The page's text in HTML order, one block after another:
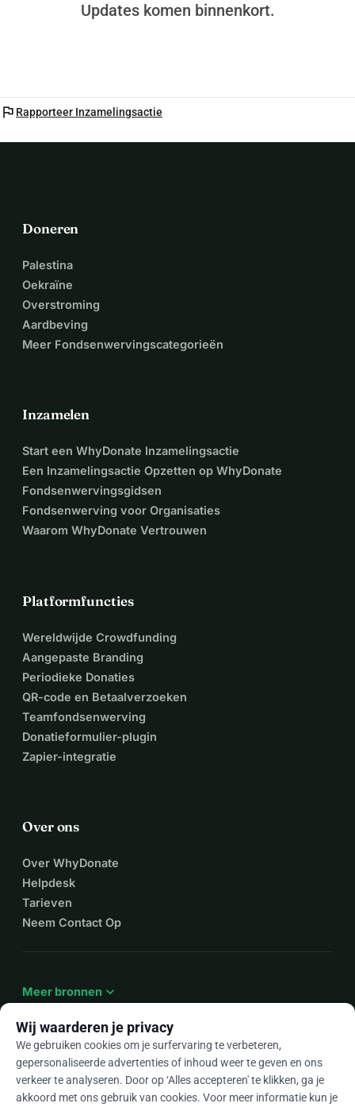
Updates komen binnenkort.
flag Rapporteer Inzamelingsactie
Doneren
Palestina
Oekraïne
Overstroming
Aardbeving
Meer Fondsenwervingscategorieën
Inzamelen
Start een WhyDonate Inzamelingsactie
Een Inzamelingsactie Opzetten op WhyDonate
Fondsenwervingsgidsen
Fondsenwerving voor Organisaties
Waarom WhyDonate Vertrouwen
Platformfuncties
Wereldwijde Crowdfunding
Aangepaste Branding
Periodieke Donaties
QR-code en Betaalverzoeken
Teamfondsenwerving
Donatieformulier-plugin
Zapier-integratie
Over ons
Over WhyDonate
Helpdesk
Tarieven
Neem Contact Op
Meer bronnen expand_more
Nlarrow_drop_down
Wij waarderen je privacy
We gebruiken cookies om je surfervaring te verbeteren,
gepersonaliseerde advertenties of inhoud weer te geven en ons
verkeer te analyseren. Door op ‘Alles accepteren' te klikken, ga je
akkoord met ons gebruik van cookies. Voor meer informatie kun je